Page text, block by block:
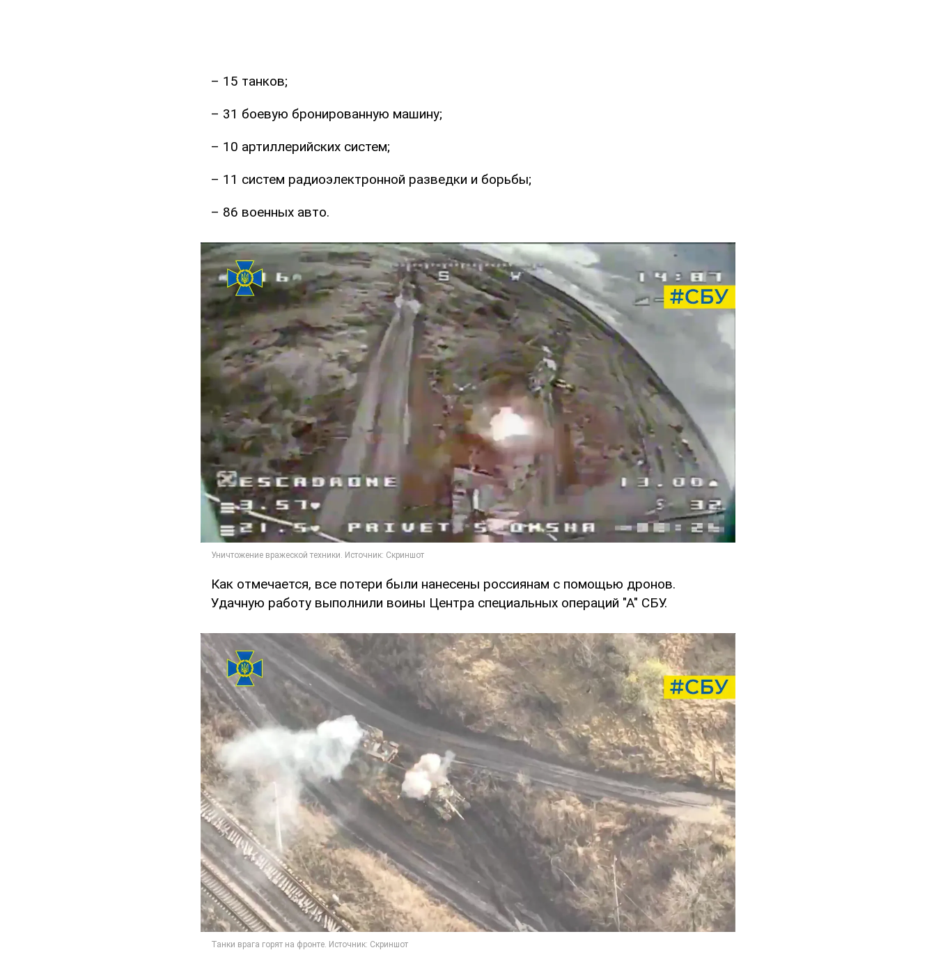
– 15 танков;
– 31 боевую бронированную машину;
– 10 артиллерийских систем;
– 11 систем радиоэлектронной разведки и борьбы;
– 86 военных авто.
Как отмечается, все потери были нанесены россиянам с помощью дронов.
Удачную работу выполнили воины Центра специальных операций "А" СБУ.